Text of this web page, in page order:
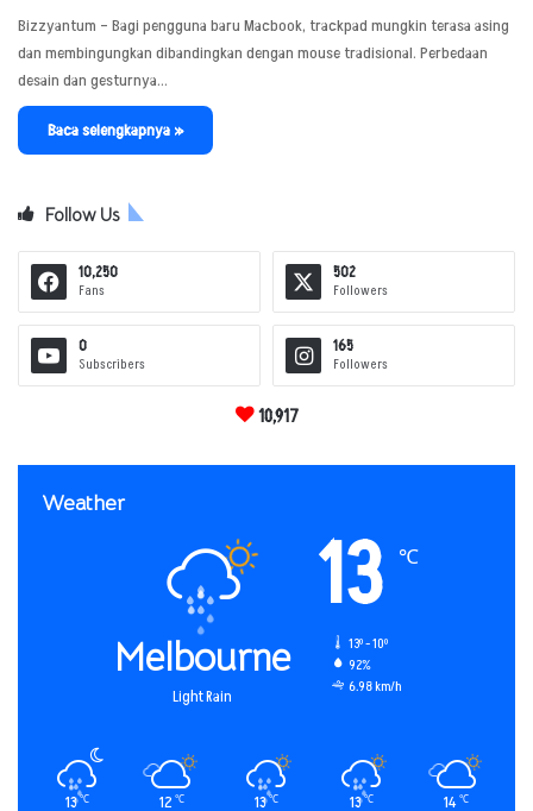
Bizzyantum – Bagi pengguna baru Macbook, trackpad mungkin terasa asing
dan membingungkan dibandingkan dengan mouse tradisional. Perbedaan
desain dan gesturnya…
Baca selengkapnya »
Follow Us
10,250
Fans
502
Followers
0
Subscribers
165
Followers
10,917
Weather
Melbourne
Light Rain
13 ℃
13º - 10º
92%
6.98 km/h
13℃ 12 ℃ 13℃ 13℃ 14℃